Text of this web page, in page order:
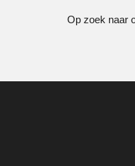
Op zoek naar